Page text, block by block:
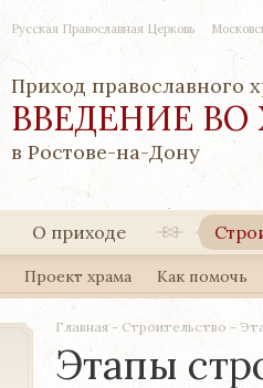
Русская Православная Церковь
Приход православного
ВВЕДЕНИЕ
в Ростове-на-Дону
О приходе
Проект храма Как помочь
Главная - Строительство -
Этапы